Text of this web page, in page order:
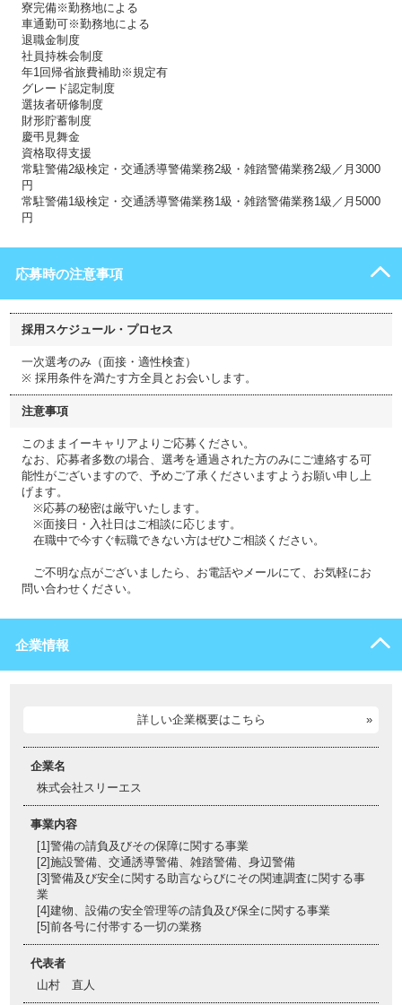
寮完備※勤務地による
車通勤可※勤務地による
退職金制度
社員持株会制度
年1回帰省旅費補助※規定有
グレード認定制度
選抜者研修制度
財形貯蓄制度
慶弔見舞金
資格取得支援
常駐警備2級検定・交通誘導警備業務2級・雑踏警備業務2級／月3000
円
常駐警備1級検定・交通誘導警備業務1級・雑踏警備業務1級／月5000
円
応募時の注意事項
採用スケジュール・プロセス
一次選考のみ（面接・適性検査）
※ 採用条件を満たす方全員とお会いします。
注意事項
このままイーキャリアよりご応募ください。
なお、応募者多数の場合、選考を通過された方のみにご連絡する可
能性がございますので、予めご了承くださいますようお願い申し上
げます。
※応募の秘密は厳守いたします。
※面接日・入社日はご相談に応じます。
在職中で今すぐ転職できない方はぜひご相談ください。
ご不明な点がございましたら、お電話やメールにて、お気軽にお
問い合わせください。
企業情報
詳しい企業概要はこちら
企業名
株式会社スリーエス
事業内容
[1]警備の請負及びその保障に関する事業
[2]施設警備、交通誘導警備、雑踏警備、身辺警備
[3]警備及び安全に関する助言ならびにその関連調査に関する事
業
[4]建物、設備の安全管理等の請負及び保全に関する事業
[5]前各号に付帯する一切の業務
代表者
山村 直人